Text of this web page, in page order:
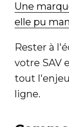
Une
elle pu
Rester à
votre SAV
tout
ligne.